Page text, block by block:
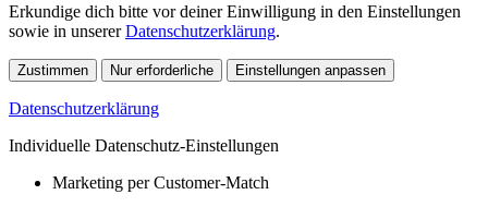
Erkundige dich bitte vor deiner Einwilligung in den Einstellungen
sowie in unsererDatenschutzerklärung.
Zustimmen Nur erforderliche Einstellungen anpassen
Datenschutzerklärung
Individuelle Datenschutz-Einstellungen
Marketing per Customer-Match